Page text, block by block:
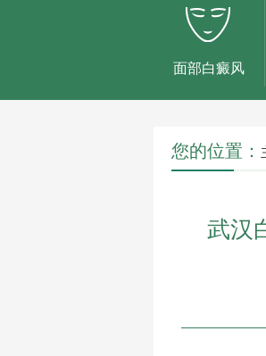
面部白癜风
您的位置：
武汉